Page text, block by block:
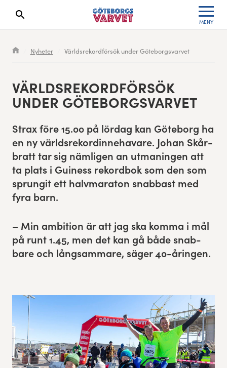
MENY
Sökresultaten dyker upp här
Nyheter Världsrekordförsök under Göteborgsvarvet
VÄRLD­SREKO­RD­FÖRSÖK
UNDER GÖTEBORGSVARVET
Strax före15.00på lördag kan Göte­borg ha
en ny värld­sreko­rdinnehavare. Johan Skår­
bratt tar sig näm­li­gen an utmanin­gen att
ta plats i Gui­ness reko­rd­bok som den som
sprun­git ett halv­mara­ton snab­bast med
fyra barn.
– Min ambi­tion är att jag ska kom­ma i mål
på runt1.45, men det kan gå både snab­
bare och långsam­mare, säger40-åringen.
Seedningsregler
Göteborgsvarvet Expo
Löparinspiration och träning
Spring för välgörenhet
Res, bo, upplev
Göteborgsvarvets historia
Funktionär/Volontär
Cityvarvet
Lilla Varvet
Varvetmilen
Leverantörer
Partnerportal
Anmälan